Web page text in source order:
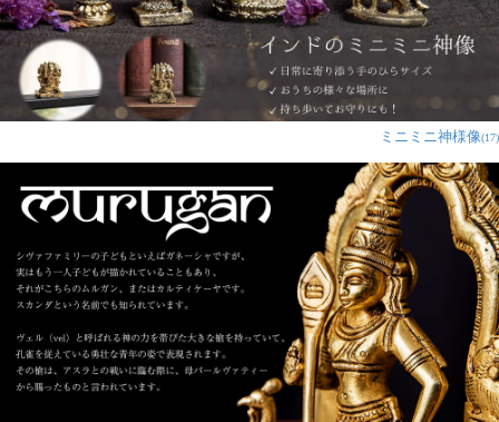
ミニミニ神様像(17)